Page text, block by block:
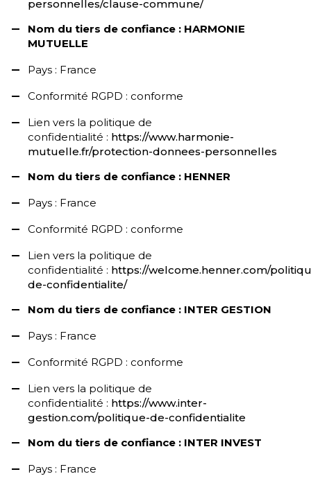
personnelles/clause-commune/
Nom du tiers de confiance : HARMONIE
MUTUELLE
Pays : France
Conformité RGPD : conforme
Lien vers la politique de
confidentialité : https://www.harmonie-
mutuelle.fr/protection-donnees-personnelles
Nom du tiers de confiance : HENNER
Pays : France
Conformité RGPD : conforme
Lien vers la politique de
confidentialité : https://welcome.henner.com/
de-confidentialite/
Nom du tiers de confiance : INTER GESTION
Pays : France
Conformité RGPD : conforme
Lien vers la politique de
confidentialité : https://www.inter-
gestion.com/politique-de-confidentialite
Nom du tiers de confiance : INTER INVEST
Pays : France